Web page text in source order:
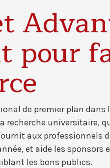
pour
de premier plan dans
recherche universitaire,
aux professionnels
et aide les sponsors
les bons publics.